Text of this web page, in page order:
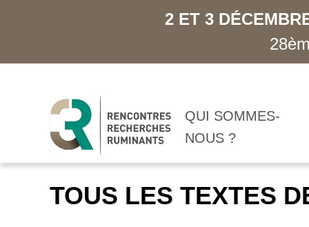
2 ET 3
QUI SOMMES-
NOUS ?
TOUS LES TEXTES